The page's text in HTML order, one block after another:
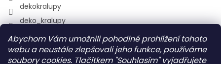
Abychom Vám umožnili pohodlné prohlížení tohoto
webu a neustále zlepšovali jeho funkce, používáme
soubory cookies. Tlačítkem "Souhlasím" vyjadřujete
dekokralupy
deko_kralupy
Vyhledávání